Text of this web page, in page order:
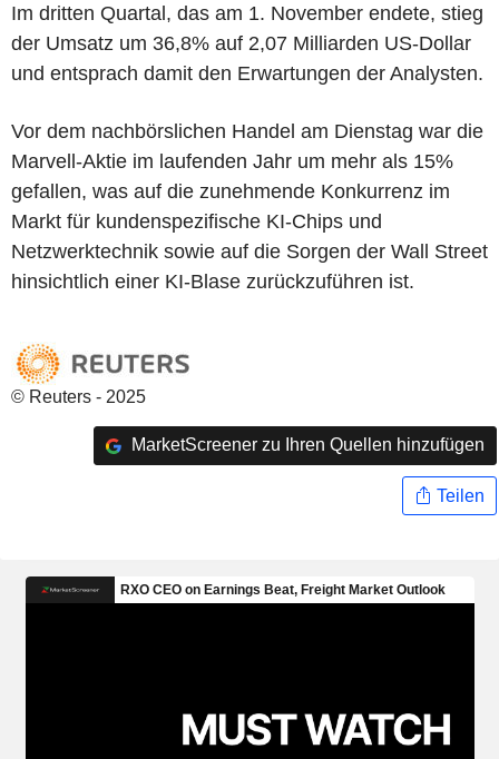
Im dritten Quartal, das am 1. November endete, stieg
der Umsatz um 36,8% auf 2,07 Milliarden US-Dollar
und entsprach damit den Erwartungen der Analysten.
Vor dem nachbörslichen Handel am Dienstag war die
Marvell-Aktie im laufenden Jahr um mehr als 15%
gefallen, was auf die zunehmende Konkurrenz im
Markt für kundenspezifische KI-Chips und
Netzwerktechnik sowie auf die Sorgen der Wall Street
hinsichtlich einer KI-Blase zurückzuführen ist.
© Reuters - 2025
MarketScreener zu Ihren Quellen hinzufügen
Teilen